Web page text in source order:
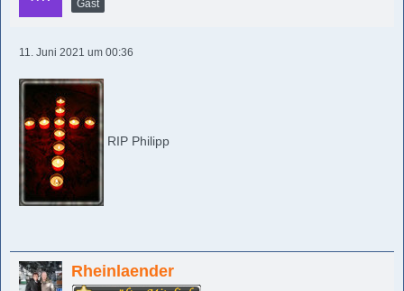
Gast
11. Juni 2021 um 00:36
RIP Philipp
Rheinlaender